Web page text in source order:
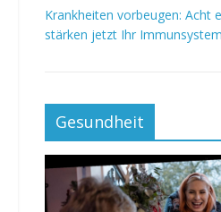
Krankheiten vorbeugen: Acht
stärken jetzt Ihr Immunsystem
Gesundheit